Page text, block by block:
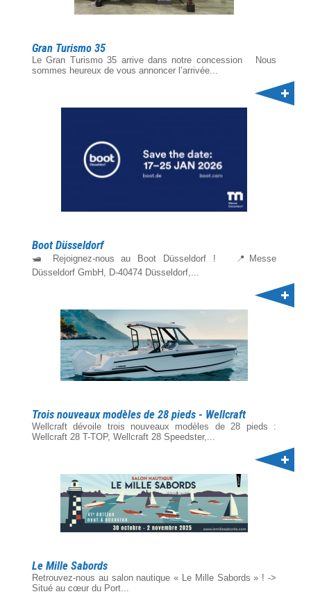
Gran Turismo 35
Le Gran Turismo 35 arrive dans notre concession Nous
sommes heureux de vous annoncer l’arrivée...
Boot Düsseldorf
🛥️ Rejoignez-nous au Boot Düsseldorf ! 📍Messe
Düsseldorf GmbH, D-40474 Düsseldorf,...
Trois nouveaux modèles de 28 pieds - Wellcraft
Wellcraft dévoile trois nouveaux modèles de 28 pieds :
Wellcraft 28 T-TOP, Wellcraft 28 Speedster,...
Le Mille Sabords
Retrouvez-nous au salon nautique « Le Mille Sabords » ! ->
Situé au cœur du Port...